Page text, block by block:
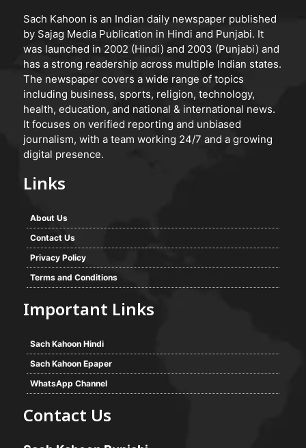
Sach Kahoon is an Indian daily newspaper published
by Sajag Media Publication in Hindi and Punjabi. It
was launched in 2002 (Hindi) and 2003 (Punjabi) and
has a strong readership across multiple Indian states.
The newspaper covers a wide range of topics
including business, sports, religion, technology,
health, education, and national & international news.
It focuses on verified reporting and unbiased
journalism, with a team working 24/7 and a growing
digital presence.
Links
About Us
Contact Us
Privacy Policy
Terms and Conditions
Important Links
Sach Kahoon Hindi
Sach Kahoon Epaper
WhatsApp Channel
Contact Us